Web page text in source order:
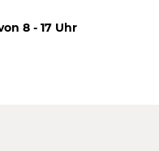
8 - 17 Uhr